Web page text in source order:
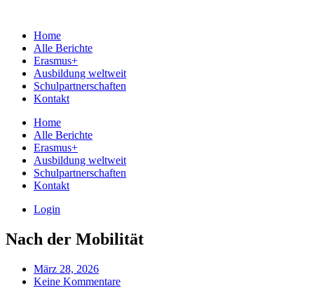
Home
Alle Berichte
Erasmus+
Ausbildung weltweit
Schulpartnerschaften
Kontakt
Home
Alle Berichte
Erasmus+
Ausbildung weltweit
Schulpartnerschaften
Kontakt
Login
Nach der Mobilität
März 28, 2026
Keine Kommentare